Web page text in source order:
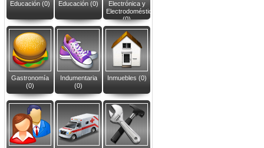
Educación (0) Educación (0)
Electrónica y
Electrodomésticos
(0)
Gastronomía
(0)
Indumentaria
(0)
Inmuebles (0)